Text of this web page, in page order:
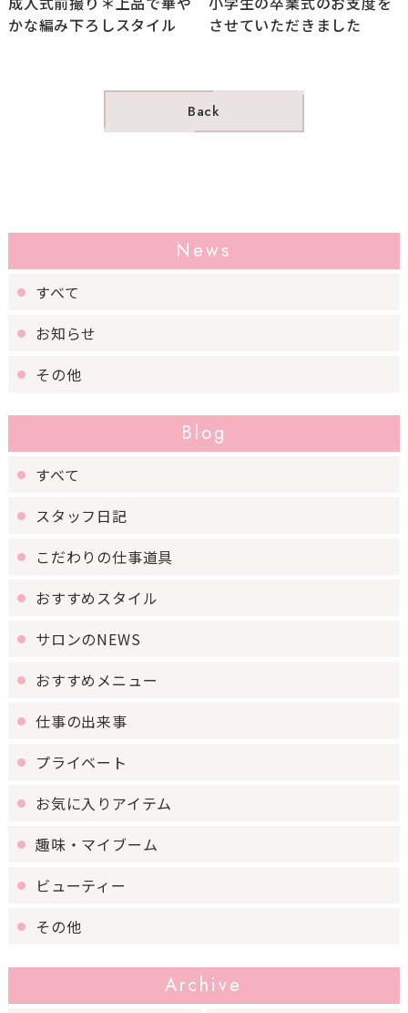
かな編み下ろしスタイル
させていただきました
Back
News
すべて
お知らせ
その他
Blog
すべて
スタッフ日記
こだわりの仕事道具
おすすめスタイル
サロンのNEWS
おすすめメニュー
仕事の出来事
プライベート
お気に入りアイテム
趣味・マイブーム
ビューティー
その他
Archive